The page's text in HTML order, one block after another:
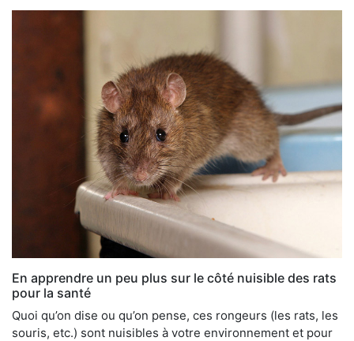
En apprendre un peu plus sur le côté nuisible des rats
pour la santé
Quoi qu’on dise ou qu’on pense, ces rongeurs (les rats, les
souris, etc.) sont nuisibles à votre environnement et pour